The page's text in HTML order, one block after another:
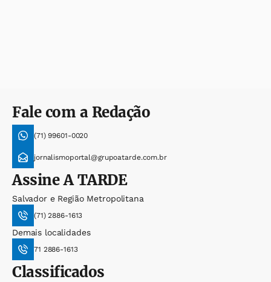
Fale com a Redação
(71) 99601-0020
jornalismoportal@grupoatarde.com.br
AssineA TARDE
Salvador e Região Metropolitana
(71) 2886-1613
Demais localidades
71 2886-1613
Classificados